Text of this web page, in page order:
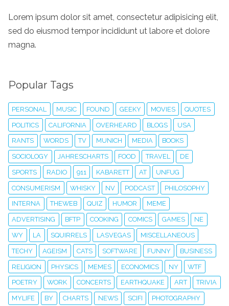
Lorem ipsum dolor sit amet, consectetur adipisicing elit,
sed do eiusmod tempor incididunt ut labore et dolore
magna.
Popular Tags
PERSONAL MUSIC FOUND GEEKY MOVIES QUOTES
POLITICS CALIFORNIA OVERHEARD BLOGS USA
RANTS WORDS TV MUNICH MEDIA BOOKS
SOCIOLOGY JAHRESCHARTS FOOD TRAVEL DE
SPORTS RADIO 911 KABARETT AT UNFUG
CONSUMERISM WHISKY NV PODCAST PHILOSOPHY
INTERNA THEWEB QUIZ HUMOR MEME
ADVERTISING BFTP COOKING COMICS GAMES NE
WY LA SQUIRRELS LASVEGAS MISCELLANEOUS
TECHY AGEISM CATS SOFTWARE FUNNY BUSINESS
RELIGION PHYSICS MEMES ECONOMICS NY WTF
POETRY WORK CONCERTS EARTHQUAKE ART TRIVIA
MYLIFE BY CHARTS NEWS SCIFI PHOTOGRAPHY